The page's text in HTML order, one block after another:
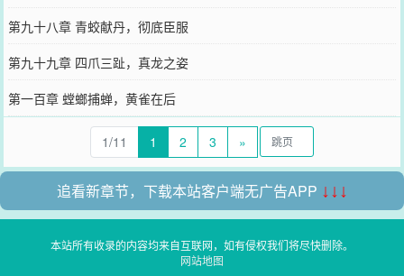
第九十八章 青蛟献丹，彻底臣服
第九十九章 四爪三趾，真龙之姿
第一百章 螳螂捕蝉，黄雀在后
1/11 1 2 3 »
追看新章节，下载本站客户端无广告APP ↓↓↓
本站所有收录的内容均来自互联网，如有侵权我们将尽快删除。
网站地图